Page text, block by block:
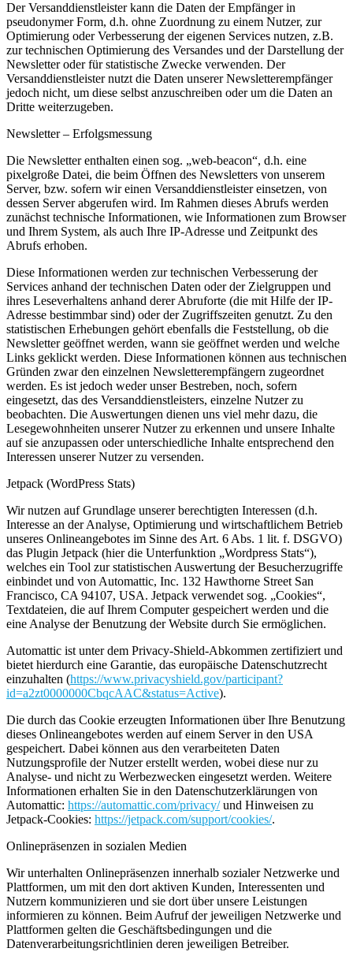
Der Versanddienstleister kann die Daten der Empfänger in
pseudonymer Form, d.h. ohne Zuordnung zu einem Nutzer, zur
Optimierung oder Verbesserung der eigenen Services nutzen, z.B.
zur technischen Optimierung des Versandes und der Darstellung der
Newsletter oder für statistische Zwecke verwenden. Der
Versanddienstleister nutzt die Daten unserer Newsletterempfänger
jedoch nicht, um diese selbst anzuschreiben oder um die Daten an
Dritte weiterzugeben.
Newsletter – Erfolgsmessung
Die Newsletter enthalten einen sog. „web-beacon“, d.h. eine
pixelgroße Datei, die beim Öffnen des Newsletters von unserem
Server, bzw. sofern wir einen Versanddienstleister einsetzen, von
dessen Server abgerufen wird. Im Rahmen dieses Abrufs werden
zunächst technische Informationen, wie Informationen zum Browser
und Ihrem System, als auch Ihre IP-Adresse und Zeitpunkt des
Abrufs erhoben.
Diese Informationen werden zur technischen Verbesserung der
Services anhand der technischen Daten oder der Zielgruppen und
ihres Leseverhaltens anhand derer Abruforte (die mit Hilfe der IP-
Adresse bestimmbar sind) oder der Zugriffszeiten genutzt. Zu den
statistischen Erhebungen gehört ebenfalls die Feststellung, ob die
Newsletter geöffnet werden, wann sie geöffnet werden und welche
Links geklickt werden. Diese Informationen können aus technischen
Gründen zwar den einzelnen Newsletterempfängern zugeordnet
werden. Es ist jedoch weder unser Bestreben, noch, sofern
eingesetzt, das des Versanddienstleisters, einzelne Nutzer zu
beobachten. Die Auswertungen dienen uns viel mehr dazu, die
Lesegewohnheiten unserer Nutzer zu erkennen und unsere Inhalte
auf sie anzupassen oder unterschiedliche Inhalte entsprechend den
Interessen unserer Nutzer zu versenden.
Jetpack (WordPress Stats)
Wir nutzen auf Grundlage unserer berechtigten Interessen (d.h.
Interesse an der Analyse, Optimierung und wirtschaftlichem Betrieb
unseres Onlineangebotes im Sinne des Art. 6 Abs. 1 lit. f. DSGVO)
das Plugin Jetpack (hier die Unterfunktion „Wordpress Stats“),
welches ein Tool zur statistischen Auswertung der Besucherzugriffe
einbindet und von Automattic, Inc. 132 Hawthorne Street San
Francisco, CA 94107, USA. Jetpack verwendet sog. „Cookies“,
Textdateien, die auf Ihrem Computer gespeichert werden und die
eine Analyse der Benutzung der Website durch Sie ermöglichen.
Automattic ist unter dem Privacy-Shield-Abkommen zertifiziert und
bietet hierdurch eine Garantie, das europäische Datenschutzrecht
einzuhalten (https://www.privacyshield.gov/participant?
id=a2zt0000000CbqcAAC&status=Active).
Die durch das Cookie erzeugten Informationen über Ihre Benutzung
dieses Onlineangebotes werden auf einem Server in den USA
gespeichert. Dabei können aus den verarbeiteten Daten
Nutzungsprofile der Nutzer erstellt werden, wobei diese nur zu
Analyse- und nicht zu Werbezwecken eingesetzt werden. Weitere
Informationen erhalten Sie in den Datenschutzerklärungen von
Automattic: https://automattic.com/privacy/und Hinweisen zu
Jetpack-Cookies: https://jetpack.com/support/cookies/.
Onlinepräsenzen in sozialen Medien
Wir unterhalten Onlinepräsenzen innerhalb sozialer Netzwerke und
Plattformen, um mit den dort aktiven Kunden, Interessenten und
Nutzern kommunizieren und sie dort über unsere Leistungen
informieren zu können. Beim Aufruf der jeweiligen Netzwerke und
Plattformen gelten die Geschäftsbedingungen und die
Datenverarbeitungsrichtlinien deren jeweiligen Betreiber.